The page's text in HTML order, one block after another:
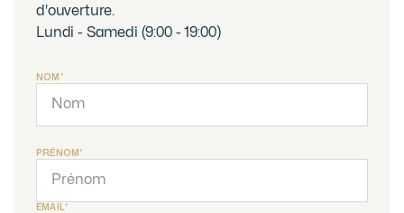
d'ouverture.
Lundi - Samedi (9:00 - 19:00)
NOM*
PRÉNOM*
EMAIL*